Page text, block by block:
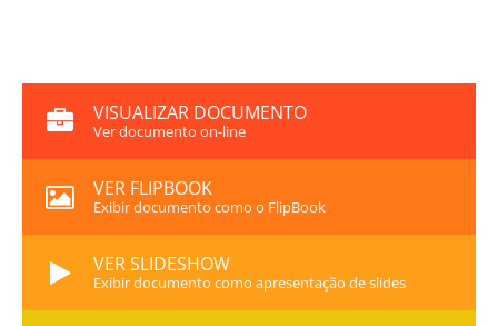
VISUALIZAR DOCUMENTO
Ver documento on-line
VER FLIPBOOK
Exibir documento como o FlipBook
VER SLIDESHOW
Exibir documento como apresentação de slides